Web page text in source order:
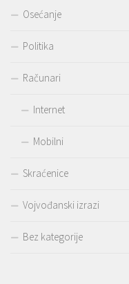
Osećanje
Politika
Računari
Internet
Mobilni
Skraćenice
Vojvođanski izrazi
Bez kategorije